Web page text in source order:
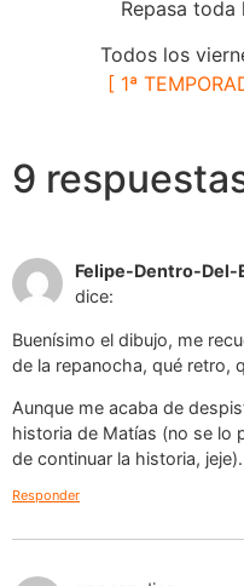
Repasa toda
Todos los
[ 1ª
9
Felipe-Dentro-Del-
dice:
Buenísimo el dibujo, me
de la repanocha, qué retro,
Aunque me acaba de
historia de Matías (no se lo
de continuar la historia,
Responder